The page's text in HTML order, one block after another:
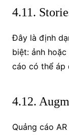
4.11.
Đây là định
biệt: ảnh
cáo có thể áp
4.12.
Quảng cáo